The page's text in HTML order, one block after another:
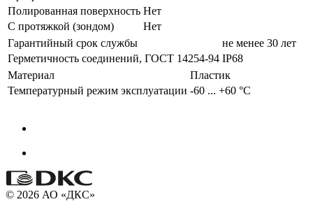
Полированная поверхность Нет
С протяжкой (зондом)
Нет
Гарантийный срок службы
не менее 30 лет
Герметичность соединений, ГОСТ 14254-94 IP68
Материал
Пластик
Температурный режим эксплуатации -60 ... +60 °C
© 2026 АО «ДКС»